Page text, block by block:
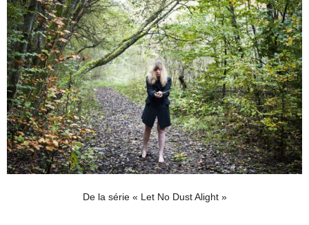
De la série « Let No Dust Alight »